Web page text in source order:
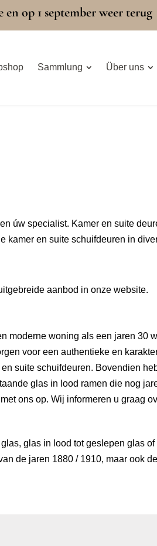
op 1 september weer terug
Sammlung Über uns
úw specialist. Kamer en suite
en suite schuifdeuren in
aanbod in onze website.
moderne woning als een jaren 30
voor een authentieke en
suite schuifdeuren. Bovendien
glas in lood ramen die nog
ons op. Wij informeren u graag
glas in lood tot geslepen glas
de jaren 1880 / 1910, maar ook